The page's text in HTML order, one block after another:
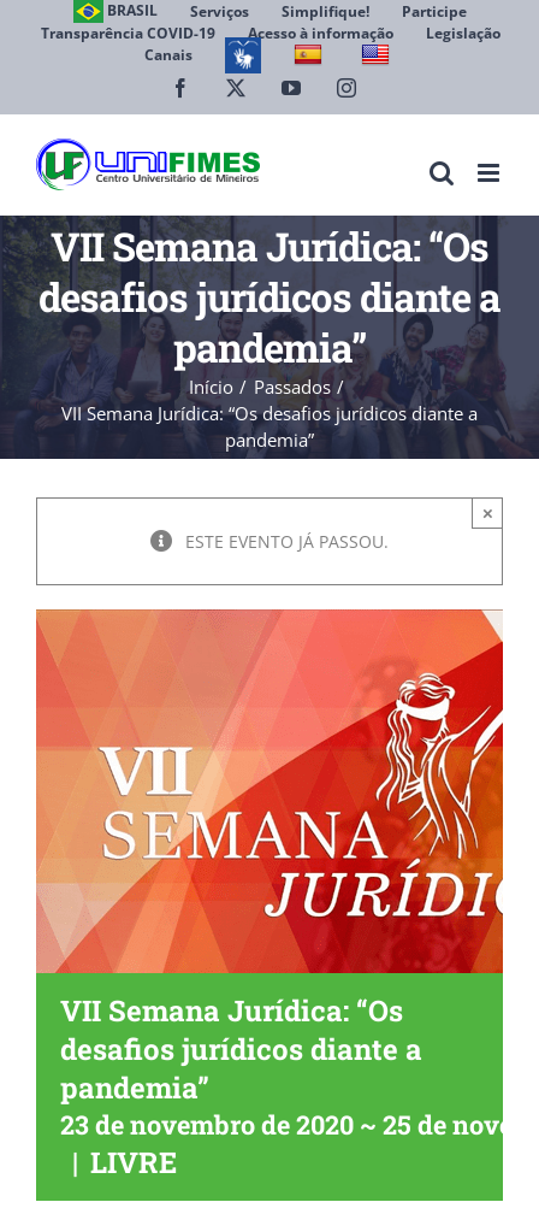
BRASIL Serviços Simplifique!
Participe
Transparência COVID-19
Acesso à informação
Legislação
Canais
Facebook YouTubeInstagram
VII Semana Jurídica: “Os
desafios jurídicos diante a
pandemia”
Início
Passados
VII Semana Jurídica: “Os desafios jurídicos diante a
pandemia”
ESTE EVENTO JÁ PASSOU.
×
VII Semana Jurídica: “Os
desafios jurídicos diante a
pandemia”
23 de novembro de 2020 ~ 25 de
| LIVRE